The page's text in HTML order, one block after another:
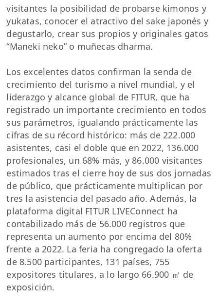
visitantes la posibilidad de probarse kimonos y
yukatas, conocer el atractivo del sake japonés y
degustarlo, crear sus propios y originales gatos
“Maneki neko” o muñecas dharma.
Los excelentes datos confirman la senda de
crecimiento del turismo a nivel mundial, y el
liderazgo y alcance global de FITUR, que ha
registrado un importante crecimiento en todos
sus parámetros, igualando prácticamente las
cifras de su récord histórico: más de 222.000
asistentes, casi el doble que en 2022, 136.000
profesionales, un 68% más, y 86.000 visitantes
estimados tras el cierre hoy de sus dos jornadas
de público, que prácticamente multiplican por
tres la asistencia del pasado año. Además, la
plataforma digital FITUR LIVEConnect ha
contabilizado más de 56.000 registros que
representa un aumento por encima del 80%
frente a 2022. La feria ha congregado la oferta
de 8.500 participantes, 131 países, 755
expositores titulares, a lo largo 66.900 ㎡ de
exposición.